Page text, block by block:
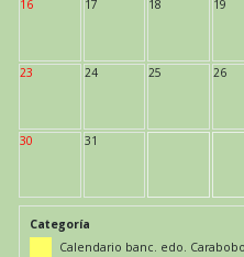
16 17 18 19
23 24 25 26
30 31
Categoría
Calendario banc. edo. Carabobo